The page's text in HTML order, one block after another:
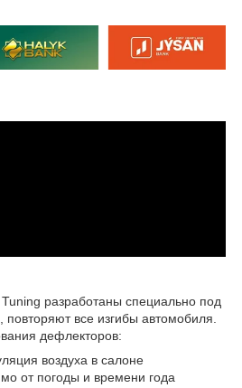
разработаны специально под
повторяют все изгибы автомобиля.
дефлекторов:
воздуха в салоне
от погоды и времени года